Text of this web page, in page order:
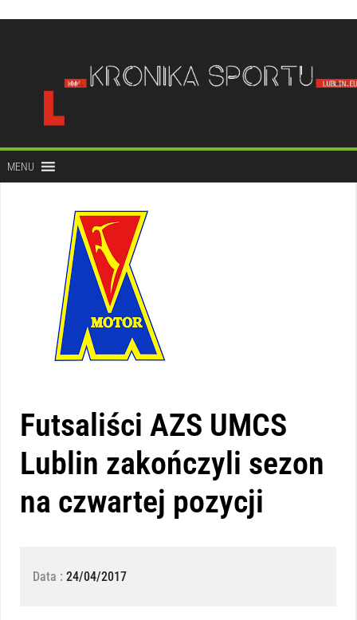
treści
MENU
Futsaliści AZS UMCS
Lublin zakończyli sezon
na czwartej pozycji
Data : 24/04/2017